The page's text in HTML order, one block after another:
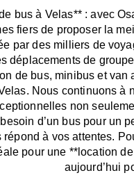
bus à Velas** : avec
fiers de proposer la
par des milliers de
déplacements de
de bus, minibus et van
Nous continuons à
non
d’un bus pour un
répond à vos attentes.
pour une **location
aujourd’hui